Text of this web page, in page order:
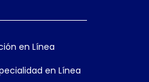
en Línea
en Línea